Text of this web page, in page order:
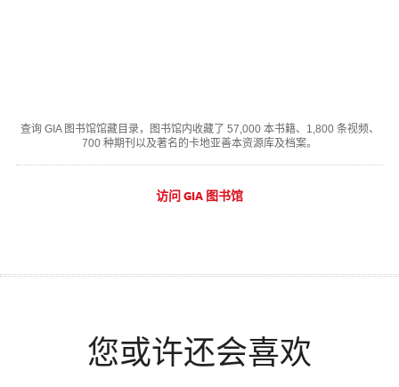
查询 GIA 图书馆馆藏目录，图书馆内收藏了 57,000 本书籍、1,800 条视频、
700 种期刊以及著名的卡地亚善本资源库及档案。
访问 GIA 图书馆
您或许还会喜欢